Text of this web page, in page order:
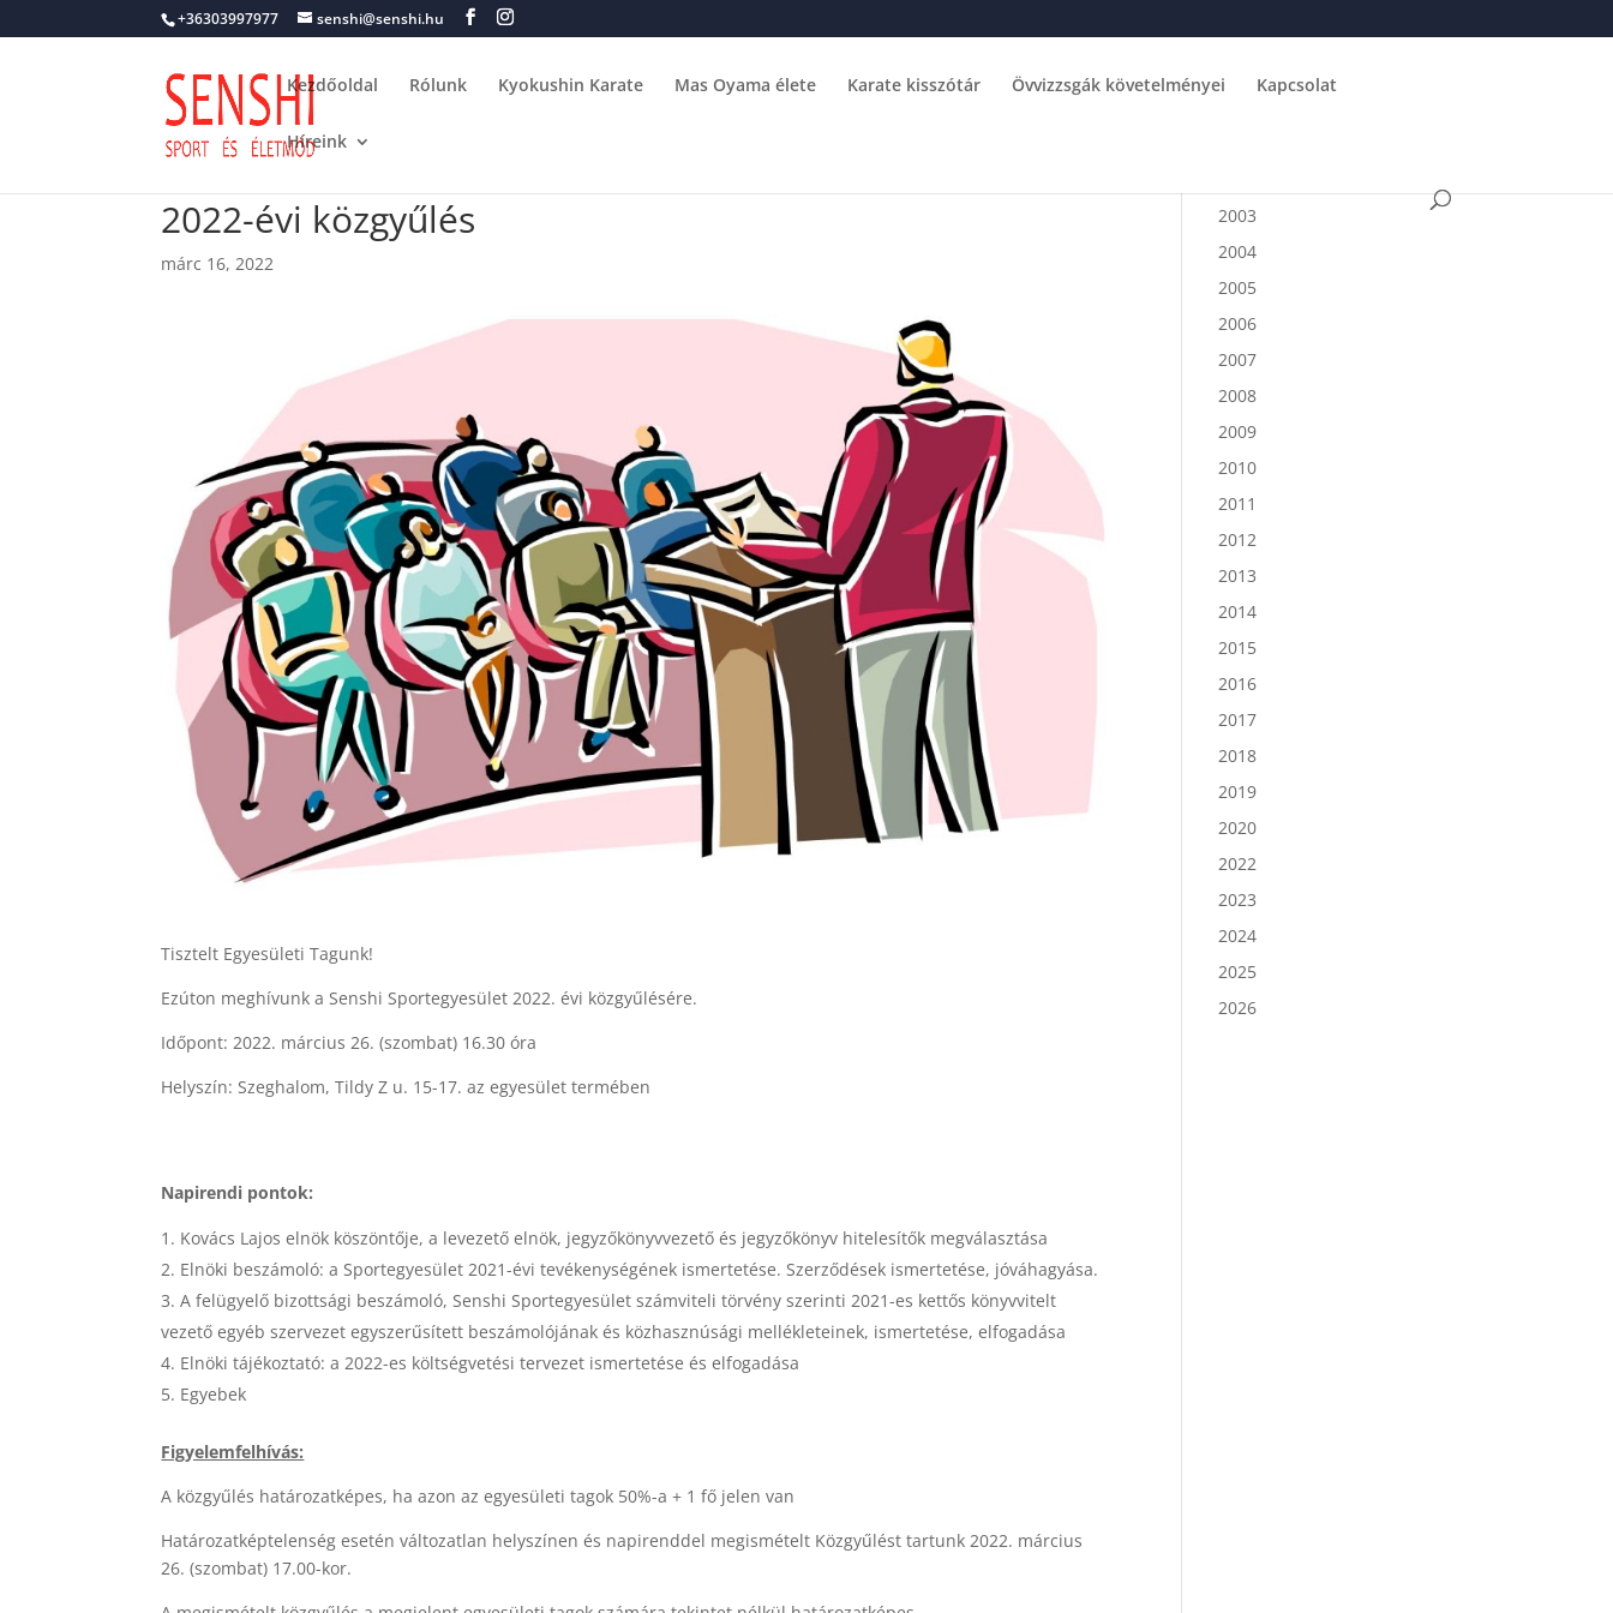
+36303997977 senshi@senshi.hu
Kezdőoldal Rólunk Kyokushin Karate Mas Oyama élete Karate kisszótár Övvizzsgák követelményei Kapcsolat
Híreink
2022-évi közgyűlés
márc 16, 2022
Tisztelt Egyesületi Tagunk!
Ezúton meghívunk a Senshi Sportegyesület 2022. évi közgyűlésére.
Időpont: 2022. március 26. (szombat) 16.30 óra
Helyszín: Szeghalom, Tildy Z u. 15-17. az egyesület termében
Napirendi pontok:
Kovács Lajos elnök köszöntője, a levezető elnök, jegyzőkönyvvezető és jegyzőkönyv hitelesítők megválasztása
Elnöki beszámoló: a Sportegyesület 2021-évi tevékenységének ismertetése. Szerződések ismertetése, jóváhagyása.
A felügyelő bizottsági beszámoló, Senshi Sportegyesület számviteli törvény szerinti 2021-es kettős könyvvitelt
vezető egyéb szervezet egyszerűsített beszámolójának és közhasznúsági mellékleteinek, ismertetése, elfogadása
Elnöki tájékoztató: a 2022-es költségvetési tervezet ismertetése és elfogadása
Egyebek
Figyelemfelhívás:
A közgyűlés határozatképes, ha azon az egyesületi tagok 50%-a + 1 fő jelen van
Határozatképtelenség esetén változatlan helyszínen és napirenddel megismételt Közgyűlést tartunk 2022. március
26. (szombat) 17.00-kor.
2003
2004
2005
2006
2007
2008
2009
2010
2011
2012
2013
2014
2015
2016
2017
2018
2019
2020
2022
2023
2024
2025
2026